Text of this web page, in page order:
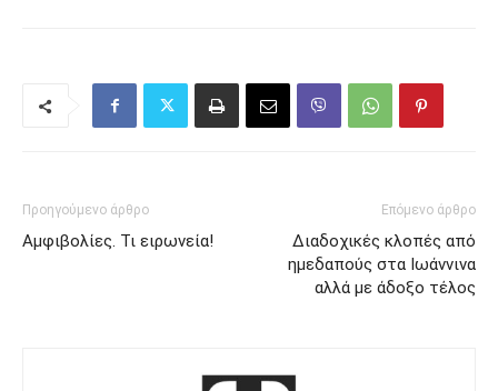
Προηγούμενο άρθρο
Αμφιβολίες. Τι ειρωνεία!
Επόμενο άρθρο
Διαδοχικές κλοπές από
ημεδαπούς στα Ιωάννινα
αλλά με άδοξο τέλος